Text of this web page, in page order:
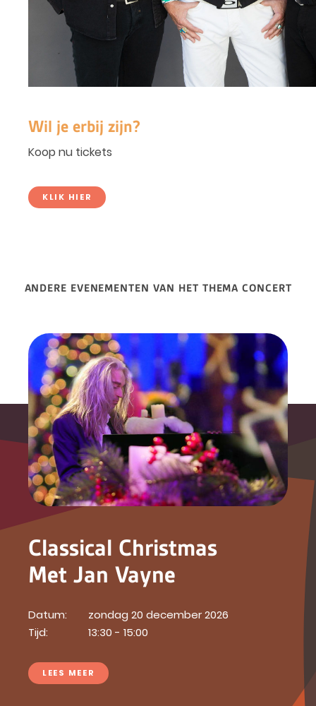
Wil je erbij zijn?
Koop nu tickets
KLIK HIER
ANDERE EVENEMENTEN VAN HET THEMA CONCERT
Classical Christmas
Met Jan Vayne
Datum:
Tijd:
zondag 20 december 2026
13:30 - 15:00
LEES MEER